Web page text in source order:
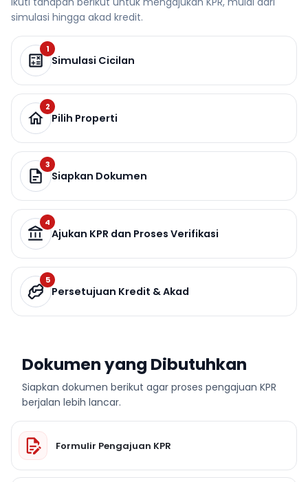
simulasi hingga akad kredit.
1
Simulasi Cicilan
2
Pilih Properti
3
Siapkan Dokumen
4
Ajukan KPR dan Proses Verifikasi
5
Persetujuan Kredit & Akad
Dokumen yang Dibutuhkan
Siapkan dokumen berikut agar proses pengajuan KPR
berjalan lebih lancar.
Formulir Pengajuan KPR